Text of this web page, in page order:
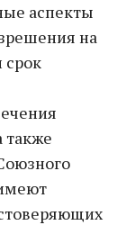
аспекты
на
также